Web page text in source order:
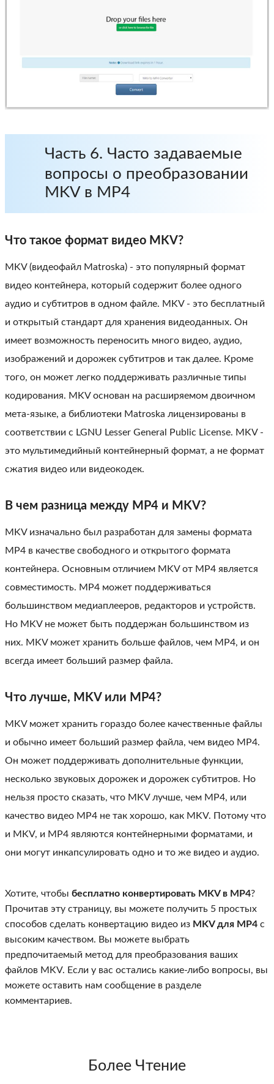
Часть 6. Часто задаваемые
вопросы о преобразовании
MKV в MP4
Что такое формат видео MKV?
MKV (видеофайл Matroska) - это популярный формат
видео контейнера, который содержит более одного
аудио и субтитров в одном файле. MKV - это бесплатный
и открытый стандарт для хранения видеоданных. Он
имеет возможность переносить много видео, аудио,
изображений и дорожек субтитров и так далее. Кроме
того, он может легко поддерживать различные типы
кодирования. MKV основан на расширяемом двоичном
мета-языке, а библиотеки Matroska лицензированы в
соответствии с LGNU Lesser General Public License. MKV -
это мультимедийный контейнерный формат, а не формат
сжатия видео или видеокодек.
В чем разница между MP4 и MKV?
MKV изначально был разработан для замены формата
MP4 в качестве свободного и открытого формата
контейнера. Основным отличием MKV от MP4 является
совместимость. MP4 может поддерживаться
большинством медиаплееров, редакторов и устройств.
Но MKV не может быть поддержан большинством из
них. MKV может хранить больше файлов, чем MP4, и он
всегда имеет больший размер файла.
Что лучше, MKV или MP4?
MKV может хранить гораздо более качественные файлы
и обычно имеет больший размер файла, чем видео MP4.
Он может поддерживать дополнительные функции,
несколько звуковых дорожек и дорожек субтитров. Но
нельзя просто сказать, что MKV лучше, чем MP4, или
качество видео MP4 не так хорошо, как MKV. Потому что
и MKV, и MP4 являются контейнерными форматами, и
они могут инкапсулировать одно и то же видео и аудио.
Хотите, чтобы бесплатно конвертировать MKV в MP4?
Прочитав эту страницу, вы можете получить 5 простых
способов сделать конвертацию видео из MKV для MP4 с
высоким качеством. Вы можете выбрать
предпочитаемый метод для преобразования ваших
файлов MKV. Если у вас остались какие-либо вопросы, вы
можете оставить нам сообщение в разделе
комментариев.
Более Чтение